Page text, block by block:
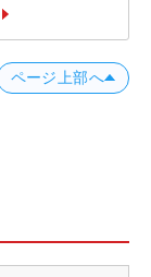
ページ上部へ